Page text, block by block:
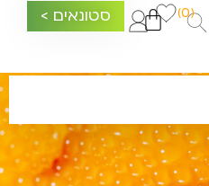
(0) סטונאים >